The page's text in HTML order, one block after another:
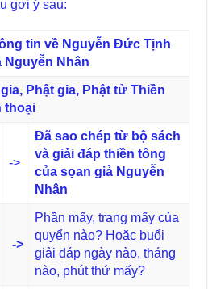
gợi ý sau:
tin về Nguyễn Đức Tịnh
Nguyễn Nhân
Phật gia, Phật tử Thiền
thoại
->
Đã sao chép từ bộ sách
và giải đáp thiền tông
của sọan giả Nguyễn
Nhân
->
Phần mấy, trang mấy của
quyển nào? Hoặc buổi
giải đáp ngày nào, tháng
nào, phút thứ mấy?